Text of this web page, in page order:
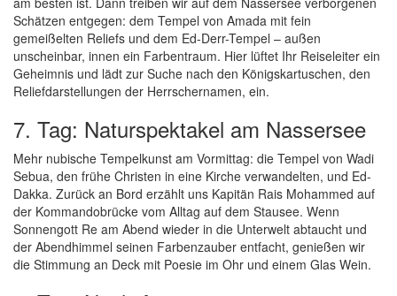
Schätzen entgegen: dem Tempel von Amada mit fein
gemeißelten Reliefs und dem Ed-Derr-Tempel – außen
unscheinbar, innen ein Farbentraum. Hier lüftet Ihr Reiseleiter ein
Geheimnis und lädt zur Suche nach den Königskartuschen, den
Reliefdarstellungen der Herrschernamen, ein.
7. Tag: Naturspektakel am Nassersee
Mehr nubische Tempelkunst am Vormittag: die Tempel von Wadi
Sebua, den frühe Christen in eine Kirche verwandelten, und Ed-
Dakka. Zurück an Bord erzählt uns Kapitän Rais Mohammed auf
der Kommandobrücke vom Alltag auf dem Stausee. Wenn
Sonnengott Re am Abend wieder in die Unterwelt abtaucht und
der Abendhimmel seinen Farbenzauber entfacht, genießen wir
die Stimmung an Deck mit Poesie im Ohr und einem Glas Wein.